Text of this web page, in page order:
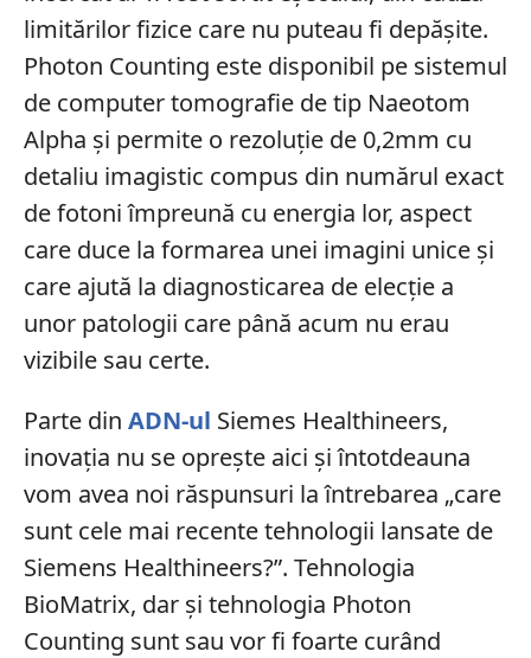
limitărilor fizice care nu puteau fi depășite.
Photon Counting este disponibil pe sistemul
de computer tomografie de tip Naeotom
Alpha și permite o rezoluție de 0,2mm cu
detaliu imagistic compus din numărul exact
de fotoni împreună cu energia lor, aspect
care duce la formarea unei imagini unice și
care ajută la diagnosticarea de elecție a
unor patologii care până acum nu erau
vizibile sau certe.
Parte din ADN-ul Siemes Healthineers,
inovația nu se oprește aici și întotdeauna
vom avea noi răspunsuri la întrebarea „care
sunt cele mai recente tehnologii lansate de
Siemens Healthineers?”. Tehnologia
BioMatrix, dar și tehnologia Photon
Counting sunt sau vor fi foarte curând